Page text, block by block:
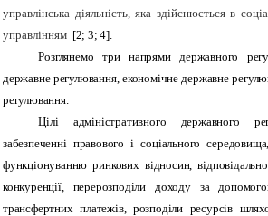
управлінська діяльність, яка здійснюється в
управлінням [2; 3; 4].
Розглянемо три напрями державного
державне регулювання, економічне державне
регулювання.
Цілі адміністративного державного
забезпеченні правового і соціального
функціонуванню ринкових відносин,
конкуренції, перерозподіли доходу за
трансфертних платежів, розподіли ресурсів